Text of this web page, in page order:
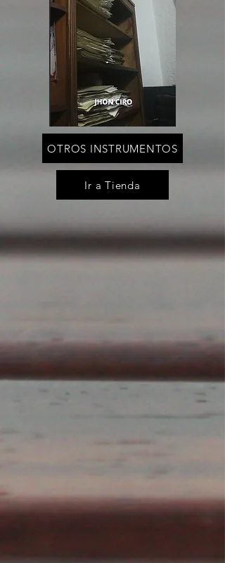
OTROS INSTRUMENTOS
Ir a Tienda